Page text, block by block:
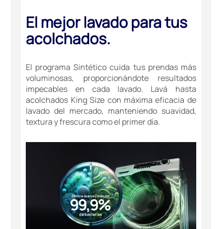
El mejor lavado para tus
acolchados.
El programa Sintético cuida tus prendas más
voluminosas, proporcionándote resultados
impecables en cada lavado. Lavá hasta
acolchados King Size con máxima eficacia de
lavado del mercado, manteniendo suavidad,
textura y frescura como el primer día.